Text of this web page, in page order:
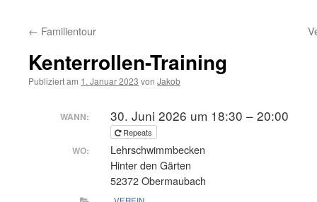
Inhalt
← Familientour
Kenterrollen-Training
Publiziert am 1. Januar 2023 von Jakob
WANN: 30. Juni 2026 um 18:30 – 20:00
Repeats
WO:
Lehrschwimmbecken
Hinter den Gärten
52372 Obermaubach